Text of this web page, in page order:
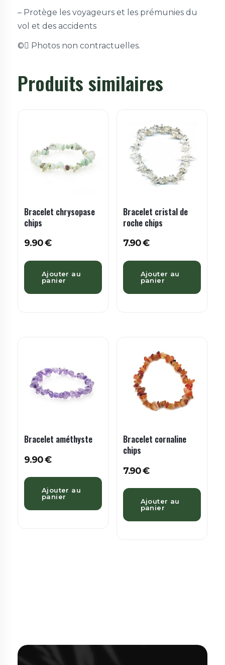
– Protège les voyageurs et les prémunies du
vol et des accidents
© Photos non contractuelles.
Produits similaires
Bracelet chrysopase
chips
9.90€
Ajouter au
panier
Bracelet cristal de
roche chips
7.90€
Ajouter au
panier
Bracelet améthyste
9.90€
Ajouter au
panier
Bracelet cornaline
chips
7.90€
Ajouter au
panier